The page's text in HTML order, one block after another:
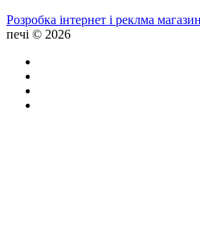
Розробка інтернет і реклма
печі © 2026